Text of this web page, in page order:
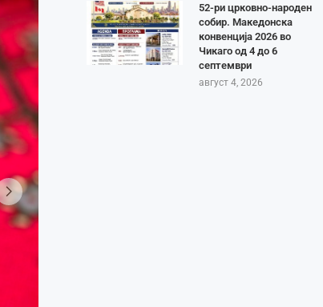
52-ри црковно-народен
собир. Македонска
конвенција 2026 во
Чикаго од 4 до 6
септември
август 4, 2026